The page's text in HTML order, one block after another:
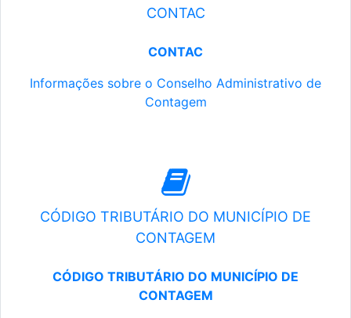
CONTAC
CONTAC
Informações sobre o Conselho Administrativo de
Contagem
CÓDIGO TRIBUTÁRIO DO MUNICÍPIO DE
CONTAGEM
CÓDIGO TRIBUTÁRIO DO MUNICÍPIO DE
CONTAGEM